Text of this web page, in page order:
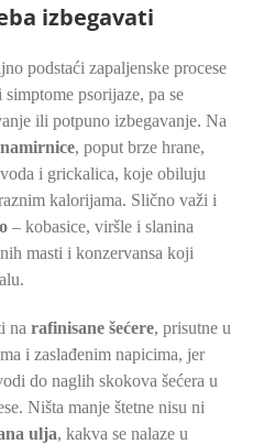
izbegavati
podstaći zapaljenske procese
psorijaze, pa se
ili potpuno izbegavanje. Na
, poput brze hrane,
i grickalica, koje obiluju
kalorijama. Slično važi i
– kobasice, viršle i slanina
masti i konzervansa koji
na rafinisane šećere, prisutne u
i zaslađenim napicima, jer
do naglih skokova šećera u
Ništa manje štetne nisu ni
ulja, kakva se nalaze u